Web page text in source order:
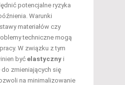
potencjalne ryzyka
Warunki
materiałów czy
techniczne mogą
W związku z tym
być elastyczny i
zmieniających się
na minimalizowanie